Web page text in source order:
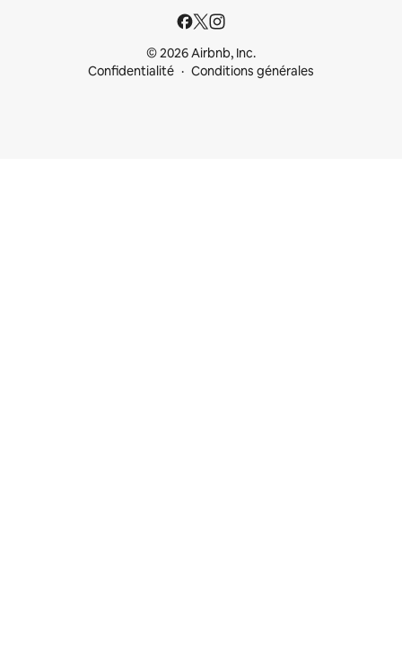
© 2026 Airbnb, Inc.
Confidentialité
Conditions générales